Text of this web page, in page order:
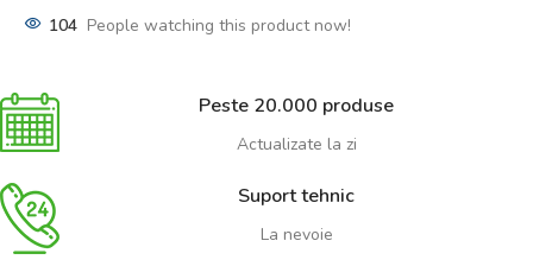
104 People watching this product now!
Peste 20.000 produse
Actualizate la zi
Suport tehnic
La nevoie